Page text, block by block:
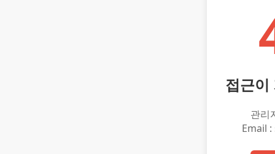
접근이
관리
Email